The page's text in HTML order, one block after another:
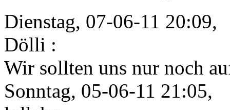
Dienstag, 07-06-11 20:09,
Dölli :
Wir sollten uns nur noch
Sonntag, 05-06-11 21:05,